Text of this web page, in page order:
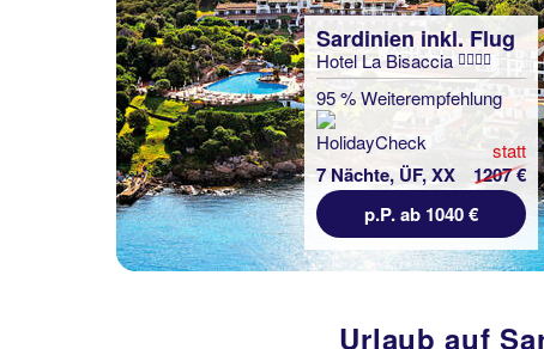
Sardinien inkl. Flug
Hotel La Bisaccia
95 % Weiterempfehlung
7 Nächte, ÜF, XX
statt
1207 €
p.P. ab 1040 €
Urlaub auf